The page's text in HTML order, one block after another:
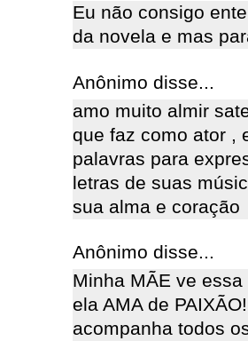
Eu não consigo
da novela e mas
Anônimo disse...
amo muito almir
que faz como ator ,
palavras para
letras de suas
sua alma e coração
Anônimo disse...
Minha MÃE ve
ela AMA de
acompanha todos